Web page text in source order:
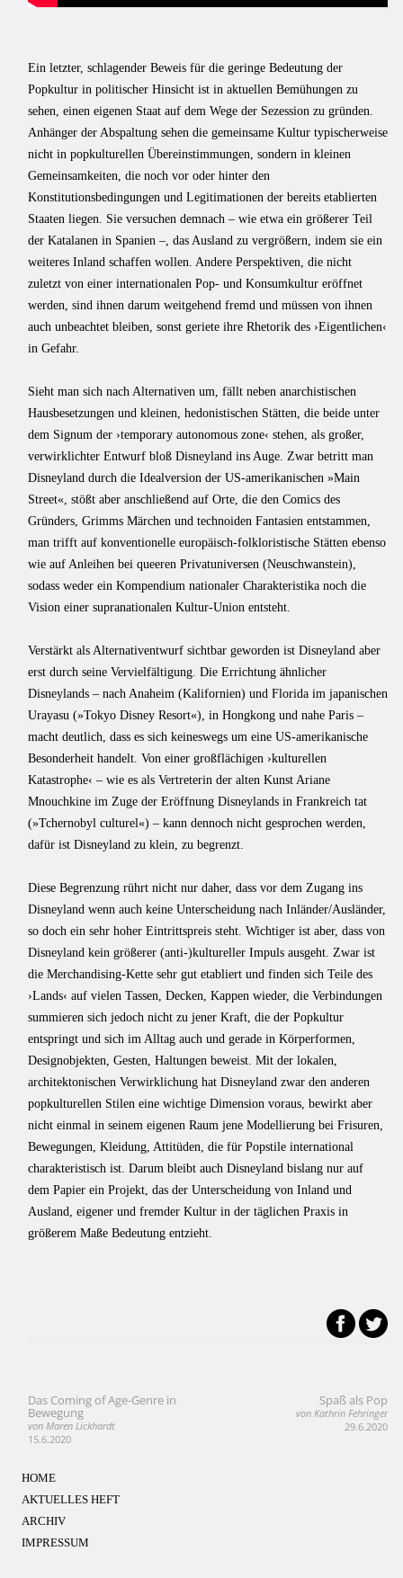
Ein letzter, schlagender Beweis für die geringe Bedeutung der
Popkultur in politischer Hinsicht ist in aktuellen Bemühungen zu
sehen, einen eigenen Staat auf dem Wege der Sezession zu gründen.
Anhänger der Abspaltung sehen die gemeinsame Kultur typischerweise
nicht in popkulturellen Übereinstimmungen, sondern in kleinen
Gemeinsamkeiten, die noch vor oder hinter den
Konstitutionsbedingungen und Legitimationen der bereits etablierten
Staaten liegen. Sie versuchen demnach – wie etwa ein größerer Teil
der Katalanen in Spanien –, das Ausland zu vergrößern, indem sie ein
weiteres Inland schaffen wollen. Andere Perspektiven, die nicht
zuletzt von einer internationalen Pop- und Konsumkultur eröffnet
werden, sind ihnen darum weitgehend fremd und müssen von ihnen
auch unbeachtet bleiben, sonst geriete ihre Rhetorik des ›Eigentlichen‹
in Gefahr.
Sieht man sich nach Alternativen um, fällt neben anarchistischen
Hausbesetzungen und kleinen, hedonistischen Stätten, die beide unter
dem Signum der ›temporary autonomous zone‹ stehen, als großer,
verwirklichter Entwurf bloß Disneyland ins Auge. Zwar betritt man
Disneyland durch die Idealversion der US-amerikanischen »Main
Street«, stößt aber anschließend auf Orte, die den Comics des
Gründers, Grimms Märchen und technoiden Fantasien entstammen,
man trifft auf konventionelle europäisch-folkloristische Stätten ebenso
wie auf Anleihen bei queeren Privatuniversen (Neuschwanstein),
sodass weder ein Kompendium nationaler Charakteristika noch die
Vision einer supranationalen Kultur-Union entsteht.
Verstärkt als Alternativentwurf sichtbar geworden ist Disneyland aber
erst durch seine Vervielfältigung. Die Errichtung ähnlicher
Disneylands – nach Anaheim (Kalifornien) und Florida im japanischen
Urayasu (»Tokyo Disney Resort«), in Hongkong und nahe Paris –
macht deutlich, dass es sich keineswegs um eine US-amerikanische
Besonderheit handelt. Von einer großflächigen ›kulturellen
Katastrophe‹ – wie es als Vertreterin der alten Kunst Ariane
Mnouchkine im Zuge der Eröffnung Disneylands in Frankreich tat
(»Tchernobyl culturel«) – kann dennoch nicht gesprochen werden,
dafür ist Disneyland zu klein, zu begrenzt.
Diese Begrenzung rührt nicht nur daher, dass vor dem Zugang ins
Disneyland wenn auch keine Unterscheidung nach Inländer/Ausländer,
so doch ein sehr hoher Eintrittspreis steht. Wichtiger ist aber, dass von
Disneyland kein größerer (anti-)kultureller Impuls ausgeht. Zwar ist
die Merchandising-Kette sehr gut etabliert und finden sich Teile des
›Lands‹ auf vielen Tassen, Decken, Kappen wieder, die Verbindungen
summieren sich jedoch nicht zu jener Kraft, die der Popkultur
entspringt und sich im Alltag auch und gerade in Körperformen,
Designobjekten, Gesten, Haltungen beweist. Mit der lokalen,
architektonischen Verwirklichung hat Disneyland zwar den anderen
popkulturellen Stilen eine wichtige Dimension voraus, bewirkt aber
nicht einmal in seinem eigenen Raum jene Modellierung bei Frisuren,
Bewegungen, Kleidung, Attitüden, die für Popstile international
charakteristisch ist. Darum bleibt auch Disneyland bislang nur auf
dem Papier ein Projekt, das der Unterscheidung von Inland und
Ausland, eigener und fremder Kultur in der täglichen Praxis in
größerem Maße Bedeutung entzieht.
Beitragsnavigation
Das Coming of Age-Genre in
Bewegung
von Maren Lickhardt
15.6.2020
Spaß als Pop
von Kathrin Fehringer
29.6.2020
HOME
AKTUELLES HEFT
ARCHIV
IMPRESSUM